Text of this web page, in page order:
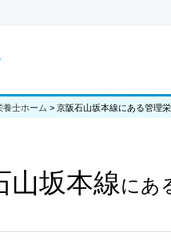
養士ホーム > 京阪石山坂本線にある管理
山坂本線にあ